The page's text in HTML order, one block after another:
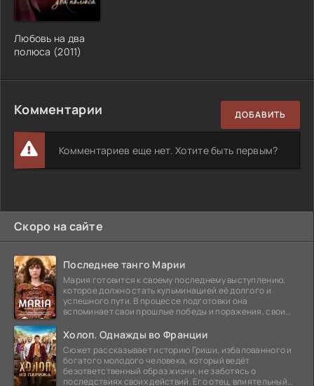
Любовь на два
полюса (2011)
Комментарии ДОБАВИТЬ
Комментариев еще нет. Хотите быть первым?
Скоро на сайте
Последнее танго Марии
Мария готовится к своему последнему выступлению,
которое должно стать кульминацией её долгого и
успешного пути. В процессе подготовки она
вспоминает свои прошлые победы и поражения, свои
Холоп. Однажды во Франции
Сюжет рассказывает историю Гриши, избалованного и
богатого молодого человека, который ведёт
безответственный образ жизни, не заботясь о
последствиях своих действий. Его отец, влиятельный